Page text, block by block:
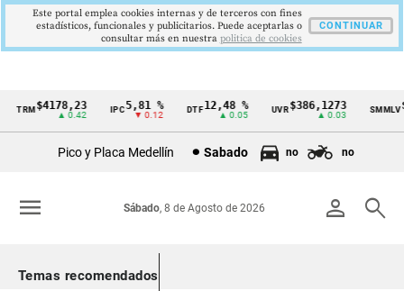
Cintillo
Colombia
TRM$4178,23
▲ 0.42
5,81 %
▼ 0.12
DTF12,48 %
▲ 0.05
UVR$386,1273
▲ 0.03
SMMLV
Pico y Placa Medellín Sabado no no
person search
Sábado, 8 de Agosto de 2026
menu
Temas recomendados
Este portal emplea cookies internas y de terceros con fines
estadísticos, funcionales y publicitarios. Puede aceptarlas o
consultar más en nuestra politica de cookies
CONTINUAR